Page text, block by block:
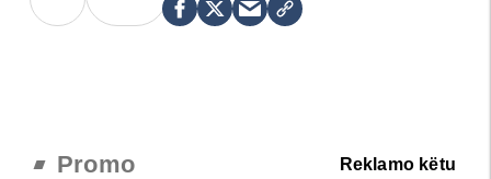
Promo Reklamo këtu